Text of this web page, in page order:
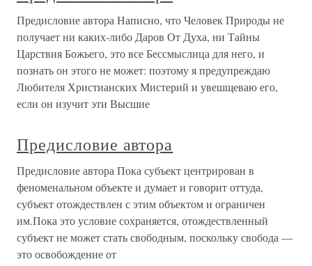
Предисловие автора Написно, что Человек Природы не
получает ни каких-либо Даров От Духа, ни Тайны
Царствия Божьего, это все Бессмыслица для него, и
познать он этого не может: поэтому я предупреждаю
Любителя Христианских Мистерий и увешщеваю его,
если он изучит эти Высшие
Предисловие автора
Предисловие автора Пока субъект центрирован в
феноменальном объекте и думает и говорит оттуда,
субъект отождествлен с этим объектом и ограничен
им.Пока это условие сохраняется, отождествленный
субъект не может стать свободным, поскольку свобода —
это освобождение от